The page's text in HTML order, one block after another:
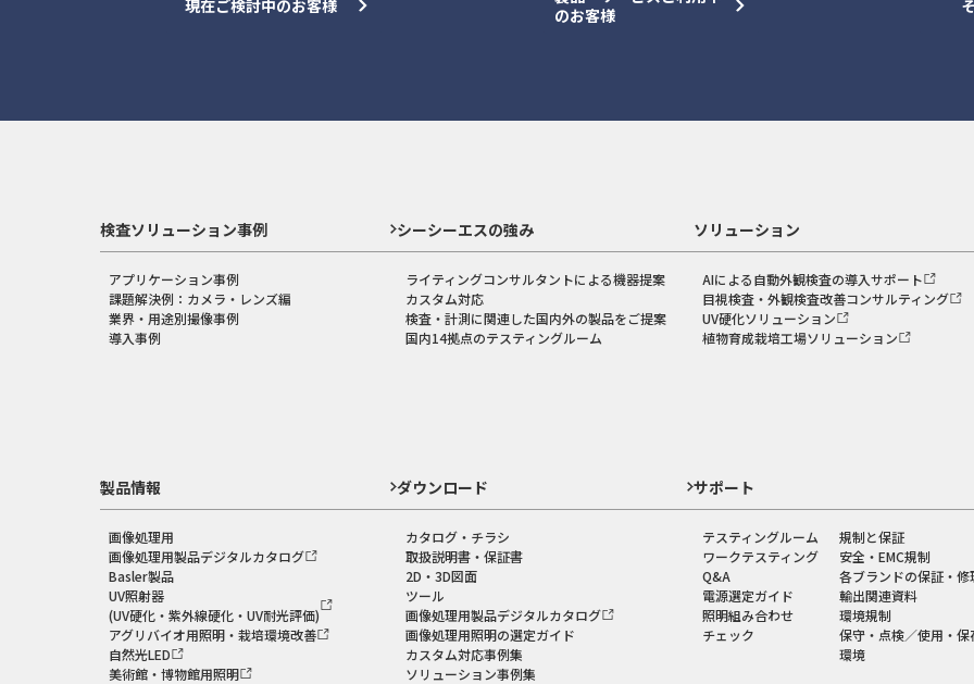
現在ご検討中のお客様
のお客様
検査ソリューション事例
アプリケーション事例
課題解決例：カメラ・レンズ編
業界・用途別撮像事例
導入事例
シーシーエスの強み
ライティングコンサルタントによる機器提案
カスタム対応
検査・計測に関連した国内外の製品をご提案
国内14拠点のテスティングルーム
ソリューション
AIによる自動外観検査の導入サポート
目視検査・外観検査改善コンサルティング
UV硬化ソリューション
植物育成栽培工場ソリューション
製品情報
画像処理用
画像処理用製品デジタルカタログ
Basler製品
UV照射器
(UV硬化・紫外線硬化・UV耐光評価)
アグリバイオ用照明・栽培環境改善
自然光LED
美術館・博物館用照明
ダウンロード
カタログ・チラシ
取扱説明書・保証書
2D・3D図面
ツール
画像処理用製品デジタルカタログ
画像処理用照明の選定ガイド
カスタム対応事例集
ソリューション事例集
サポート
テスティングルーム
ワークテスティング
Q&A
電源選定ガイド
照明組み合わせ
チェック
規制と保証
安全・EMC規制
各ブランドの保証・修
輸出関連資料
環境規制
保守・点検／使用・保
環境